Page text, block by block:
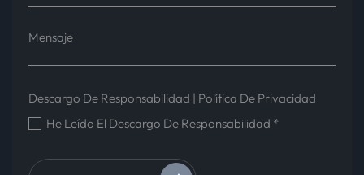
Descargo De Responsabilidad | Política De Privacidad
He Leído El Descargo De Responsabilidad *